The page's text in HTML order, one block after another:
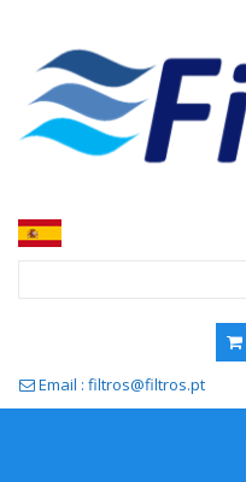
 Email : filtros@filtros.pt